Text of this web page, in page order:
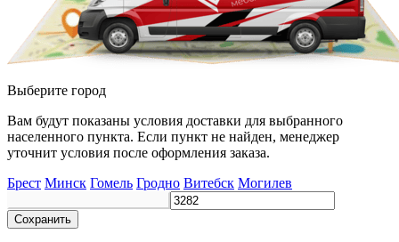
Выберите город
Вам будут показаны условия доставки для выбранного
населенного пункта. Если пункт не найден, менеджер
уточнит условия после оформления заказа.
Брест Минск Гомель Гродно Витебск Могилев
Сохранить